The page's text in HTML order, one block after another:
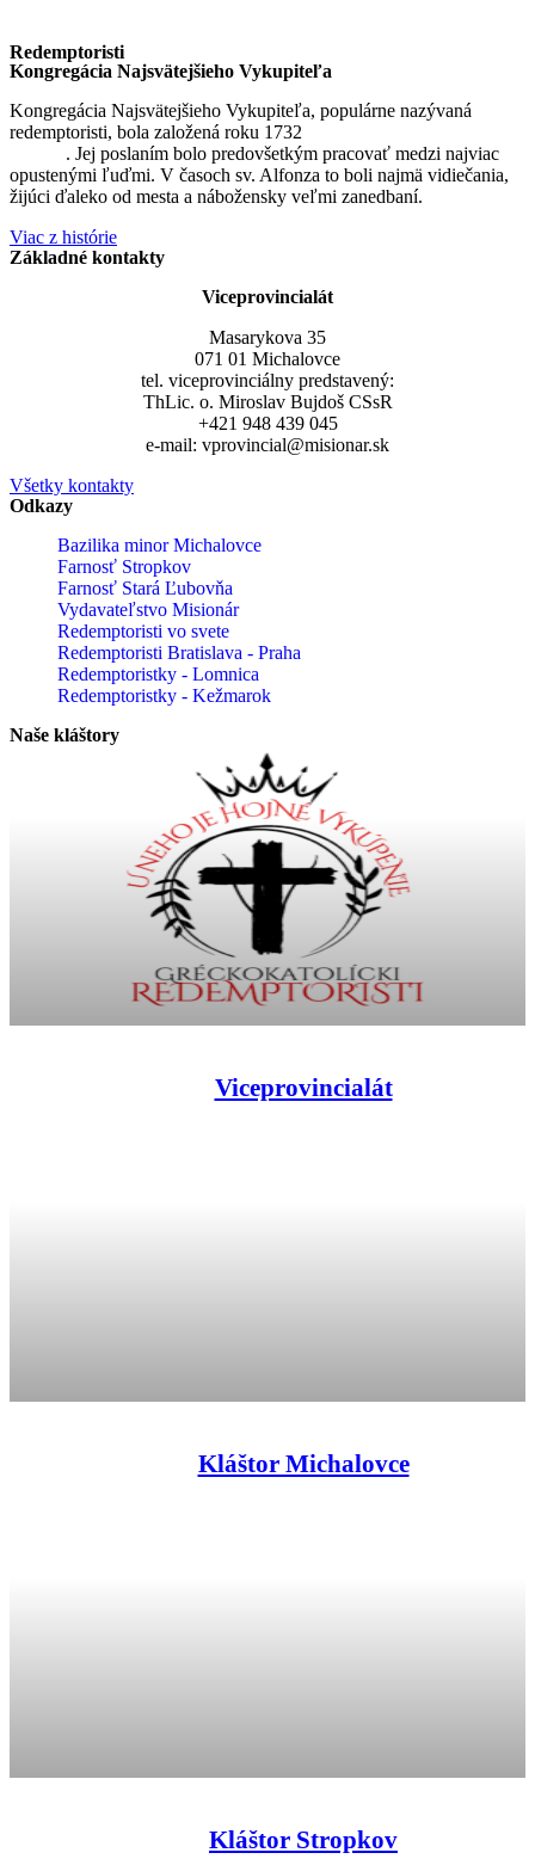
Redemptoristi
Kongregácia Najsvätejšieho Vykupiteľa
Kongregácia Najsvätejšieho Vykupiteľa, populárne nazývaná
redemptoristi, bola založená roku 1732
. Jej poslaním bolo predovšetkým pracovať medzi najviac
opustenými ľuďmi. V časoch sv. Alfonza to boli najmä vidiečania,
žijúci ďaleko od mesta a nábožensky veľmi zanedbaní.
Viac z histórie
Základné kontakty
Viceprovincialát
Masarykova 35
071 01 Michalovce
tel. viceprovinciálny predstavený:
ThLic. o. Miroslav Bujdoš CSsR
+421 948 439 045
e-mail: vprovincial@misionar.sk
Všetky kontakty
Odkazy
Bazilika minor Michalovce
Farnosť Stropkov
Farnosť Stará Ľubovňa
Vydavateľstvo Misionár
Redemptoristi vo svete
Redemptoristi Bratislava - Praha
Redemptoristky - Lomnica
Redemptoristky - Kežmarok
Naše kláštory
Viceprovincialát
Kláštor Michalovce
Kláštor Stropkov